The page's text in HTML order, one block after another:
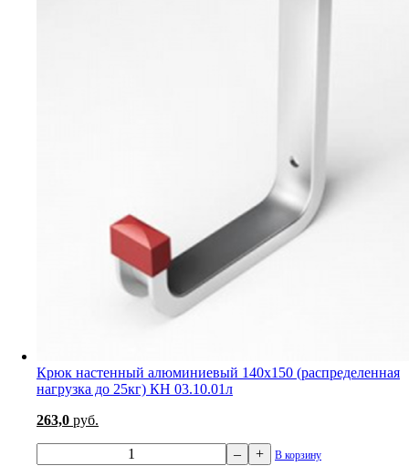
Крюк настенный алюминиевый 140х150 (распределенная
нагрузка до 25кг) КН 03.10.01л
263,0 руб.
– + В корзину